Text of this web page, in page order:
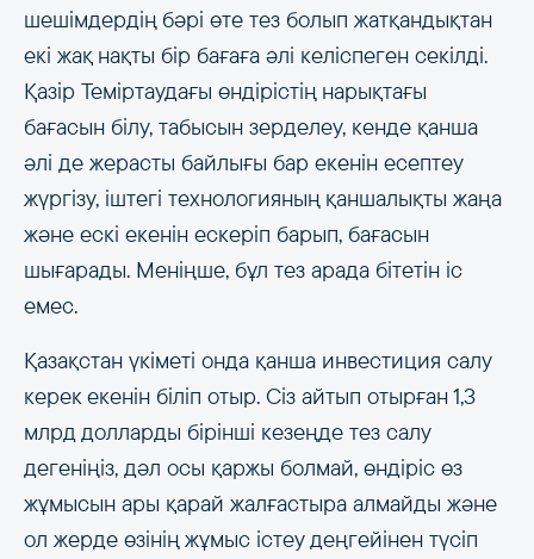
шешімдердің бәрі өте тез болып жатқандықтан
екі жақ нақты бір бағаға әлі келіспеген секілді.
Қазір Теміртаудағы өндірістің нарықтағы
бағасын білу, табысын зерделеу, кенде қанша
әлі де жерасты байлығы бар екенін есептеу
жүргізу, іштегі технологияның қаншалықты жаңа
және ескі екенін ескеріп барып, бағасын
шығарады. Меніңше, бұл тез арада бітетін іс
емес.
Қазақстан үкіметі онда қанша инвестиция салу
керек екенін біліп отыр. Сіз айтып отырған 1,3
млрд долларды бірінші кезеңде тез салу
дегеніңіз, дәл осы қаржы болмай, өндіріс өз
жұмысын ары қарай жалғастыра алмайды және
ол жерде өзінің жұмыс істеу деңгейінен түсіп